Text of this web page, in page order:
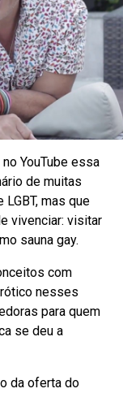
YouTube essa
de muitas
mas que
vivenciar: visitar
sauna gay.
com
nesses
para quem
se deu a
da oferta do